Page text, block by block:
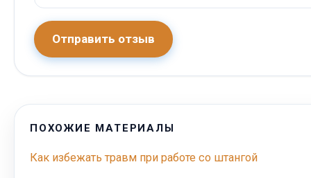
Отправить отзыв
ПОХОЖИЕ МАТЕРИАЛЫ
Как избежать травм при работе со штангой